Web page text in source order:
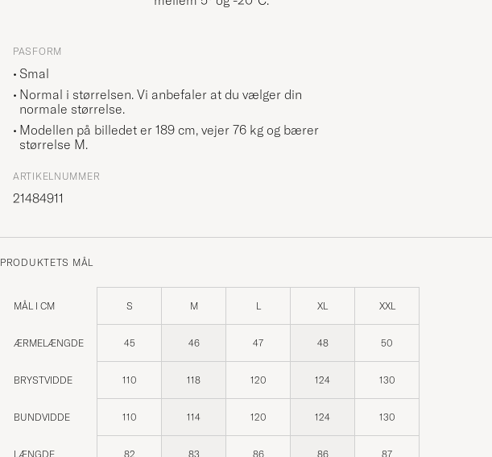
PASFORM
Smal
Normal i størrelsen. Vi anbefaler at du vælger din
normale størrelse.
Modellen på billedet er 189 cm, vejer 76 kg og bærer
størrelse M.
ARTIKELNUMMER
21484911
PRODUKTETS MÅL
MÅL I CM S M L XL XXL
ÆRMELÆNGDE 45 46 47 48 50
BRYSTVIDDE 110 118 120 124 130
BUNDVIDDE 110 114 120 124 130
LÆNGDE 82 83 86 86 87